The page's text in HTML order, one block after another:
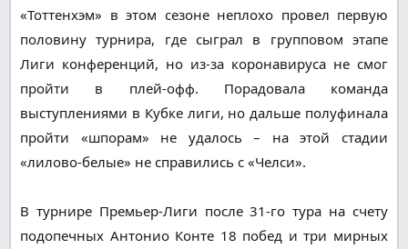
«Тоттенхэм» в этом сезоне неплохо провел первую
половину турнира, где сыграл в групповом этапе
Лиги конференций, но из-за коронавируса не смог
пройти в плей-офф. Порадовала команда
выступлениями в Кубке лиги, но дальше полуфинала
пройти «шпорам» не удалось – на этой стадии
«лилово-белые» не справились с «Челси».
В турнире Премьер-Лиги после 31-го тура на счету
подопечных Антонио Конте 18 побед и три мирных